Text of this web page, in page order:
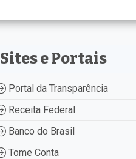
Sites e Portais
Portal da Transparência
Receita Federal
Banco do Brasil
Tome Conta